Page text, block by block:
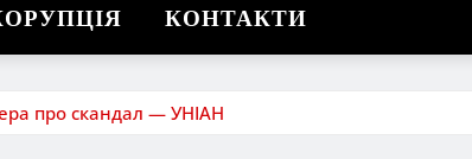
КОНТАКТИ
про скандал — УНІАН